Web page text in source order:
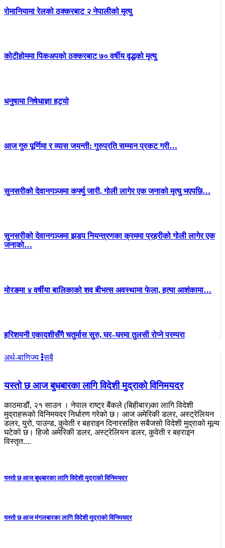
रोमानियामा रेलको ठक्करबाट २ नेपालीको मृत्यु
कोटीहोममा पिकअपको ठक्करबाट ७० वर्षीय वृद्धको मृत्यु
धनुषामा निषेधाज्ञा हट्यो
आज गुरु पूर्णिमा र व्यास जयन्ती: गुरुप्रति सम्मान प्रकट गरी…
सुनसरीको देवानगञ्जमा कर्फ्यु जारी, गोली लागेर एक जनाको मृत्यु भएपछि…
सुनसरीको देवानगञ्जमा झडप नियन्त्रणका क्रममा प्रहरीको गोली लागेर एक
जनाको…
मोरङमा ४ वर्षीया बालिकाको शव बीभत्स अवस्थामा फेला, हत्या आशंकामा…
हरिशयनी एकादशीसँगै चतुर्मास सुरु, घर–घरमा तुलसी रोप्ने परम्परा
अर्थ-बाणिज्य सबै
यस्तो छ आज बुधबारका लागि विदेशी मुद्राको विनिमयदर
काठमाडौं, २१ साउन । नेपाल राष्ट्र बैंकले (बिहीबार)का लागि विदेशी
मुद्राहरूको विनिमयदर निर्धारण गरेको छ। आज अमेरिकी डलर, अस्ट्रेलियन
डलर, युरो, पाउन्ड, कुवेती र बहराइन दिनारसहित सबैजसो विदेशी मुद्राको मूल्य
घटेको छ। हिजो अमेरिकी डलर, अस्ट्रेलियन डलर, कुवेती र बहराइन
विस्तृत....
यस्तो छ आज बुधबारका लागि विदेशी मुद्राको विनिमयदर
यस्तो छ आज मंगलबारका लागि विदेशी मुद्राको विनिमयदर